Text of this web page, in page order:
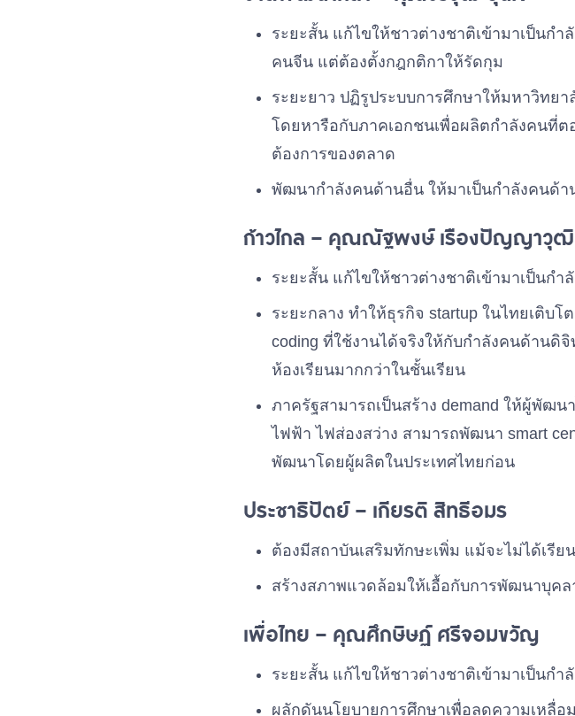
ระยะสั้น แก้ไขให้ชาวต่างชาติเข้ามาเป็นก
คนจีน แต่ต้องตั้งกฎกติกาให้รัดกุม
ระยะยาว ปฏิรูประบบการศึกษาให้มหาวิทยา
โดยหารือกับภาคเอกชนเพื่อผลิตกำลังคนที่
ต้องการของตลาด
พัฒนากำลังคนด้านอื่น ให้มาเป็นกำลังคนด้า
ก้าวไกล – คุณณัฐพงษ์ เรืองปัญญาวุฒิ
ระยะสั้น แก้ไขให้ชาวต่างชาติเข้ามาเป็นก
ระยะกลาง ทำให้ธุรกิจ startup ในไทยเติบ
coding ที่ใช้งานได้จริงให้กับกำลังคนด้านดิ
ห้องเรียนมากกว่าในชั้นเรียน
ภาครัฐสามารถเป็นสร้าง demand ให้ผู้พัฒ
ไฟฟ้า ไฟส่องสว่าง สามารถพัฒนา smart
พัฒนาโดยผู้ผลิตในประเทศไทยก่อน
ประชาธิปัตย์ – เกียรติ สิทธีอมร
ต้องมีสถาบันเสริมทักษะเพิ่ม แม้จะไม่ได้เรีย
สร้างสภาพแวดล้อมให้เอื้อกับการพัฒนาบุคล
เพื่อไทย – คุณศึกษิษฏ์ ศรีจอมขวัญ
ระยะสั้น แก้ไขให้ชาวต่างชาติเข้ามาเป็นก
ผลักดันนโยบายการศึกษาเพื่อลดความเหลื่